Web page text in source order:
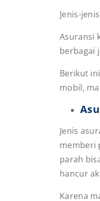
Jenis-
Asuransi
berbagai
Berikut
mobil,
Jenis
memberi
parah
hancur
Karena